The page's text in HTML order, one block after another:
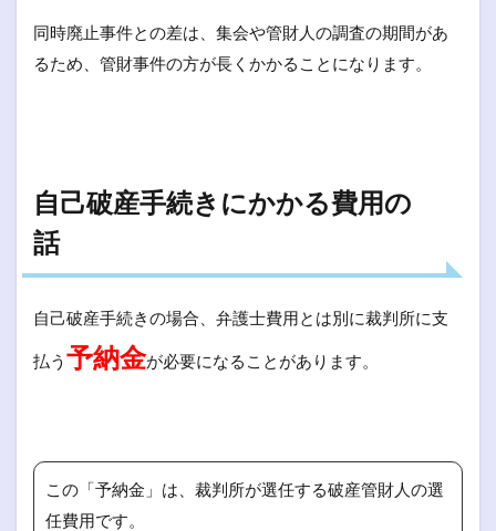
同時廃止事件との差は、集会や管財人の調査の期間があ
るため、管財事件の方が長くかかることになります。
自己破産手続きにかかる費用の
話
自己破産手続きの場合、弁護士費用とは別に裁判所に支
払う 予納金が必要になることがあります。
この「予納金」は、裁判所が選任する破産管財人の選
任費用です。